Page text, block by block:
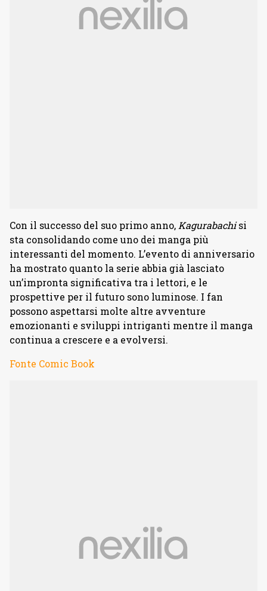
Con il successo del suo primo anno,Kagurabachisi
sta consolidando come uno dei manga più
interessanti del momento. L’evento di anniversario
ha mostrato quanto la serie abbia già lasciato
un’impronta significativa tra i lettori, e le
prospettive per il futuro sono luminose. I fan
possono aspettarsi molte altre avventure
emozionanti e sviluppi intriganti mentre il manga
continua a crescere e a evolversi.
Fonte Comic Book